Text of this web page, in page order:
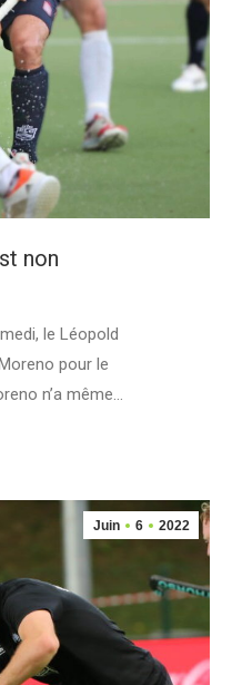
non
le Léopold
pour le
n’a même…
Juin 6 2022